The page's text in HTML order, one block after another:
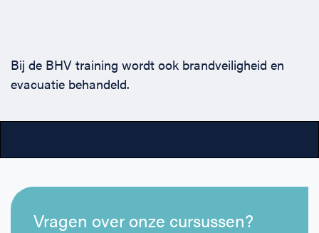
Bij de BHV training wordt ook brandveiligheid en
evacuatie behandeld.
Vragen over onze cursussen?